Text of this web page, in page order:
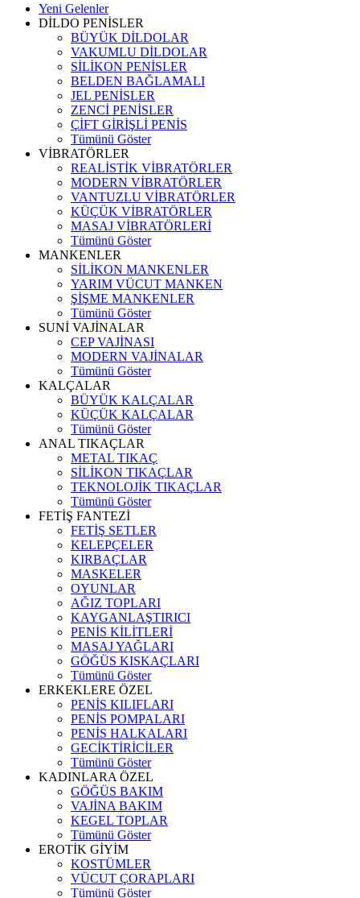
Yeni Gelenler
DİLDO PENİSLER
BÜYÜK DİLDOLAR
VAKUMLU DİLDOLAR
SİLİKON PENİSLER
BELDEN BAĞLAMALI
JEL PENİSLER
ZENCİ PENİSLER
ÇİFT GİRİŞLİ PENİS
Tümünü Göster
VİBRATÖRLER
REALİSTİK VİBRATÖRLER
MODERN VİBRATÖRLER
VANTUZLU VİBRATÖRLER
KÜÇÜK VİBRATÖRLER
MASAJ VİBRATÖRLERİ
Tümünü Göster
MANKENLER
SİLİKON MANKENLER
YARIM VÜCUT MANKEN
ŞİŞME MANKENLER
Tümünü Göster
SUNİ VAJİNALAR
CEP VAJİNASI
MODERN VAJİNALAR
Tümünü Göster
KALÇALAR
BÜYÜK KALÇALAR
KÜÇÜK KALÇALAR
Tümünü Göster
ANAL TIKAÇLAR
METAL TIKAÇ
SİLİKON TIKAÇLAR
TEKNOLOJİK TIKAÇLAR
Tümünü Göster
FETİŞ FANTEZİ
FETİŞ SETLER
KELEPÇELER
KIRBAÇLAR
MASKELER
OYUNLAR
AĞIZ TOPLARI
KAYGANLAŞTIRICI
PENİS KİLİTLERİ
MASAJ YAĞLARI
GÖĞÜS KISKAÇLARI
Tümünü Göster
ERKEKLERE ÖZEL
PENİS KILIFLARI
PENİS POMPALARI
PENİS HALKALARI
GECİKTİRİCİLER
Tümünü Göster
KADINLARA ÖZEL
GÖĞÜS BAKIM
VAJİNA BAKIM
KEGEL TOPLAR
Tümünü Göster
EROTİK GİYİM
KOSTÜMLER
VÜCUT ÇORAPLARI
Tümünü Göster